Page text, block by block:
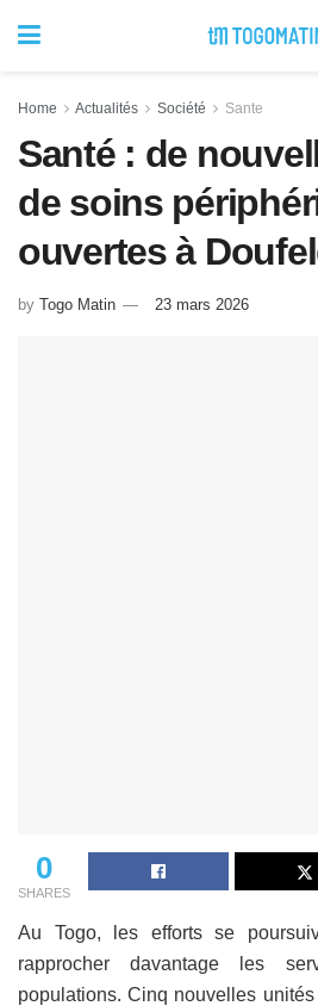
Home Actualités Société Sante
Santé : de
de soins
ouvertes à
by Togo Matin 23 mars 2026
0
SHARES
Au Togo, les efforts se
rapprocher davantage les
populations. Cinq nouvelles